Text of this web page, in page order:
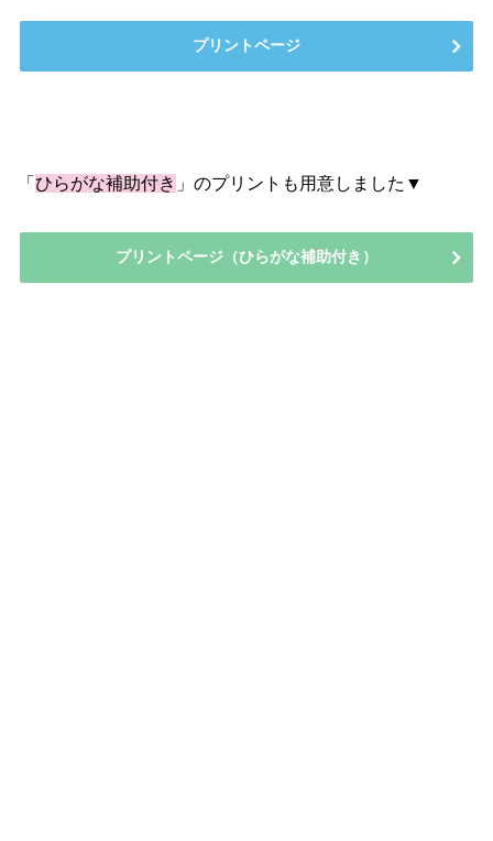
プリントページ
「 ひらがな補助付き 」のプリントも用意しました▼
プリントページ（ひらがな補助付き）